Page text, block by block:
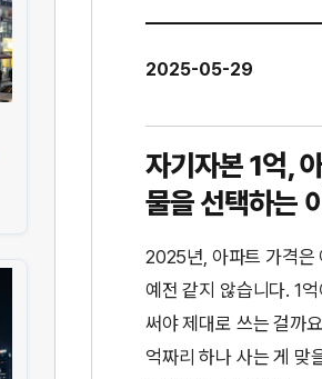
2025-05-29
자기자본 1억,
물을 선택하는
2025년, 아파트 가격은
예전 같지 않습니다. 1
써야 제대로 쓰는 걸까
억짜리 하나 사는 게 맞